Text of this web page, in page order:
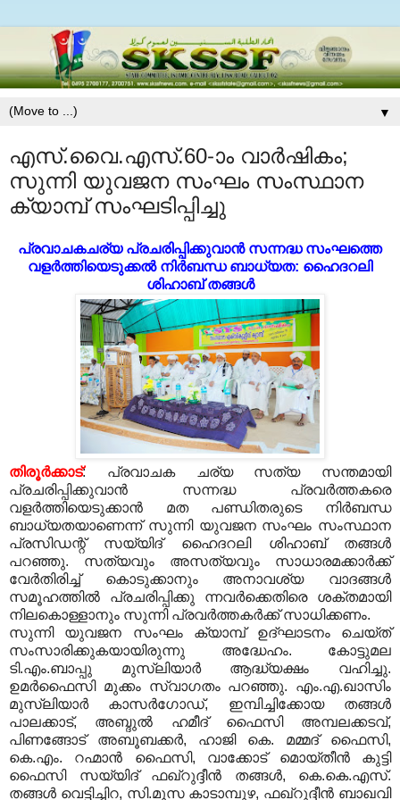
▼
എസ്.വൈ.എസ്.60-ാം വാര്‍ഷികം;
സുന്നി യുവജന സംഘം സംസ്ഥാന
ക്യാമ്പ് സംഘടിപ്പിച്ചു
പ്രവാചകചര്യ പ്രചരിപ്പിക്കുവാന്‍ സന്നദ്ധ സംഘത്തെ
വളര്‍ത്തിയെടുക്കല്‍ നിര്‍ബന്ധ ബാധ്യത: ഹൈദറലി
ശിഹാബ് തങ്ങള്‍
തിരൂര്‍ക്കാട്: പ്രവാചക ചര്യ സത്യ സന്തമായി
പ്രചരിപ്പിക്കുവാന്‍ സന്നദ്ധ പ്രവര്‍ത്തകരെ
വളര്‍ത്തിയെടുക്കാന്‍ മത പണ്ഡിതരുടെ നിര്‍ബന്ധ
ബാധ്യതയാണെന്ന് സുന്നി യുവജന സംഘം സംസ്ഥാന
പ്രസിഡന്റ് സയ്യിദ് ഹൈദറലി ശിഹാബ് തങ്ങള്‍
പറഞ്ഞു. സത്യവും അസത്യവും സാധാരമക്കാര്‍ക്ക്
വേര്‍തിരിച്ച് കൊടുക്കാനും അനാവശ്യ വാദങ്ങള്‍
സമൂഹത്തില്‍ പ്രചരിപ്പിക്കു ന്നവര്‍ക്കെതിരെ ശക്തമായി
നിലകൊള്ളാനും സുന്നി പ്രവര്‍ത്തകര്‍ക്ക് സാധിക്കണം.
സുന്നി യുവജന സംഘം ക്യാമ്പ് ഉദ്ഘാടനം ചെയ്ത്
സംസാരിക്കുകയായിരുന്നു അദ്ധേഹം. കോട്ടുമല
ടി.എം.ബാപ്പു മുസ്‌ലിയാര്‍ ആദ്ധ്യക്ഷം വഹിച്ചു.
ഉമര്‍ഫൈസി മുക്കം സ്വാഗതം പറഞ്ഞു. എം.എ.ഖാസിം
മുസ്‌ലിയാര്‍ കാസര്‍ഗോഡ്, ഇമ്പിച്ചിക്കോയ തങ്ങള്‍
പാലക്കാട്, അബ്ദുല്‍ ഹമീദ് ഫൈസി അമ്പലക്കടവ്,
പിണങ്ങോട് അബൂബക്കര്‍, ഹാജി കെ. മമ്മദ് ഫൈസി,
കെ.എം. റഹ്മാന്‍ ഫൈസി, വാക്കോട് മൊയ്തീന്‍ കുട്ടി
ഫൈസി സയ്യിദ് ഫഖ്‌റുദ്ദീന്‍ തങ്ങള്‍, കെ.കെ.എസ്.
തങ്ങള്‍ വെട്ടിച്ചിറ, സി.മൂസ കാടാമ്പുഴ, ഫഖ്‌റുദ്ദീന്‍ ബാഖവി